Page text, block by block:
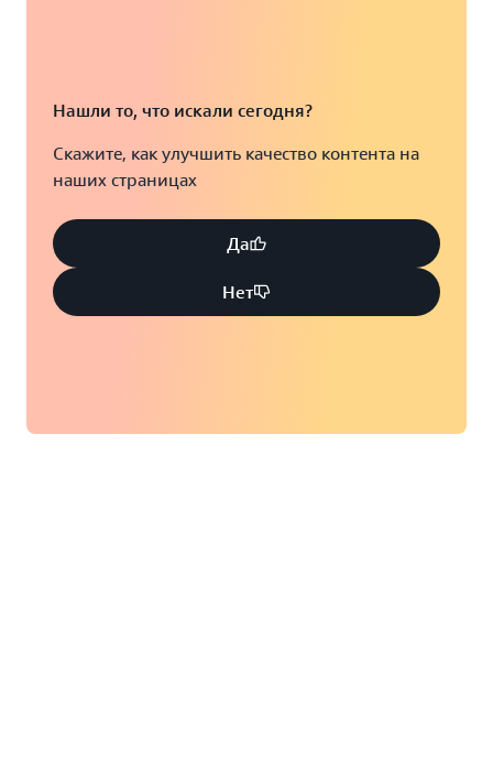
Нашли то, что искали сегодня?
Скажите, как улучшить качество контента на
наших страницах
Да
Нет